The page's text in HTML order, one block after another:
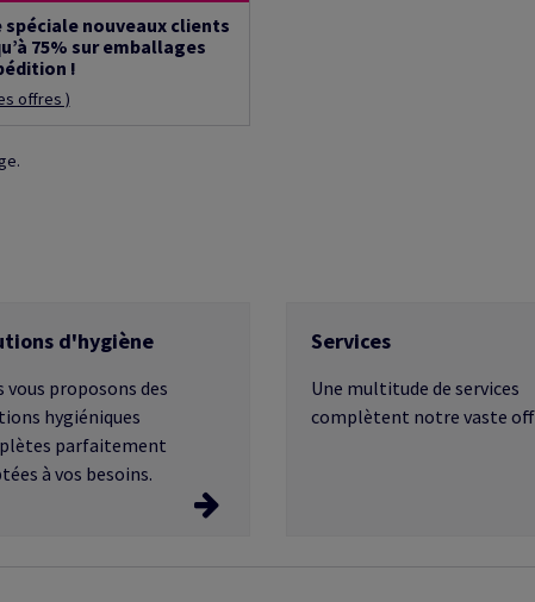
spéciale nouveaux clients
75% sur emballages
!
offres )
d'hygiène
vous proposons des
hygiéniques
parfaitement
à vos besoins.
Services
Une multitude de services
complètent notre vaste